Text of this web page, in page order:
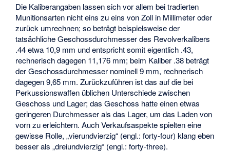
Die Kaliberangaben lassen sich vor allem bei tradierten
Munitionsarten nicht eins zu eins von Zoll in Millimeter oder
zurück umrechnen; so beträgt beispielsweise der
tatsächliche Geschossdurchmesser des Revolverkalibers
.44 etwa 10,9 mm und entspricht somit eigentlich .43,
rechnerisch dagegen 11,176 mm; beim Kaliber .38 beträgt
der Geschossdurchmesser nominell 9 mm, rechnerisch
dagegen 9,65 mm. Zurückzuführen ist das auf die bei
Perkussionswaffen üblichen Unterschiede zwischen
Geschoss und Lager; das Geschoss hatte einen etwas
geringeren Durchmesser als das Lager, um das Laden von
vorn zu erleichtern. Auch Verkaufsaspekte spielten eine
gewisse Rolle, „vierundvierzig“ (engl.: forty-four) klang eben
besser als „dreiundvierzig“ (engl.: forty-three).